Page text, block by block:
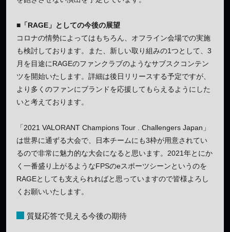
■「RAGE」としての今後の展望
コロナの情勢によってはもちろん、オフライン会場での実施
も検討しております。また、新しい取り組みの1つとして、3
月を目途にRAGEのファンクラブのようなサブスクコンテン
ツを開始いたします。詳細は後日リリースする予定ですが、
より多くのファンにブランドを応援してもらえるようにした
いと考えております。
「2021 VALORANT Champions Tour . Challengers Japan」
は世界に通ずる大会で、日本チームにも3枠が用意されてい
るので非常に魅力的な大会になると思います。2021年とにか
く一番盛り上がるようなFPSのeスポーツシーンというのを
RAGEとしても支えられればと思っていますので皆様よろし
くお願いいたします。
質疑応答で見える今後の期待